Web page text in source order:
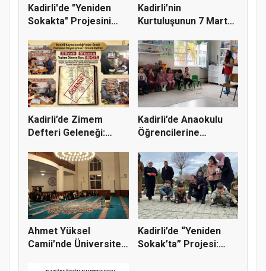
Kadirli'de "Yeniden
Sokakta" Projesini
Kadirli’nin
Kurtuluşunun 7 Mart
Kadirli’de Zimem
Defteri Geleneği:
Kadirli’de Anaokulu
Öğrencilerine
Ahmet Yüksel
Camii’nde Üniversiteli
Kadirli’de “Yeniden
Sokak’ta” Projesi: